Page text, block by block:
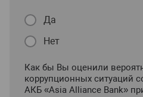
Да
Нет
Как бы Вы оценили
коррупционных ситуаций
АКБ «Asia Alliance Bank»